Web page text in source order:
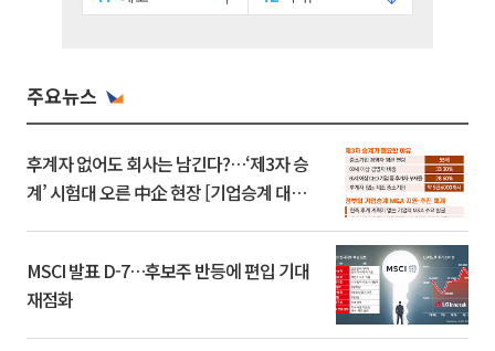
주요뉴스
후계자 없어도 회사는 남긴다?…‘제3자 승
계’ 시험대 오른 中企 현장 [기업승계 대전
MSCI 발표 D-7…후보주 반등에 편입 기대
재점화